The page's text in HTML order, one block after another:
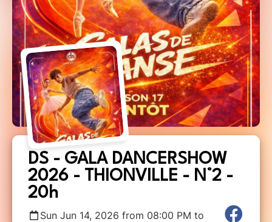
DS - GALA DANCERSHOW
2026 - THIONVILLE - N°2 -
20h
Sun Jun 14, 2026 from 08:00 PM to